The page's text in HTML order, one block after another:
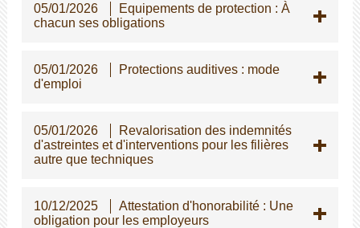
05/01/2026
Equipements de protection : À
chacun ses obligations
05/01/2026
Protections auditives : mode
d'emploi
05/01/2026
Revalorisation des indemnités
d'astreintes et d'interventions pour les filières
autre que techniques
10/12/2025
Attestation d'honorabilité : Une
obligation pour les employeurs